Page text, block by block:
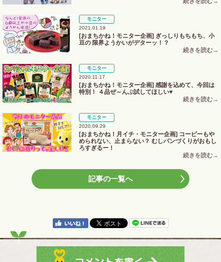
モニター
2021.01.19
[おまちかね！モニター企画] ぎっしりもちもち、小
豆の 限界ようかいがデターッ！？
モニター
2020.11.17
[おまちかね！モニター企画] 感謝を込めて、今回は
特別！ ４品ぜ～んぶ試してほしい♥
モニター
2020.09.29
[おまちかね！月イチ・モニター企画] コーピーもや
められない、止まらない？ むしパンづくりがおもし
ろすぎるー！
記事の一覧へ
Copyright ©
CONSUMER CO-OPERATIVE KOBE. All right reserved.